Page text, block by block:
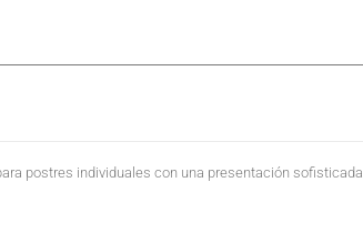
postres individuales con una presentación sofisticada.